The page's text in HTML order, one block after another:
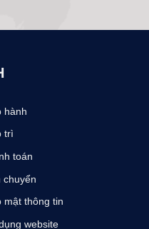
hành
trì
toán
chuyển
mật thông tin
website